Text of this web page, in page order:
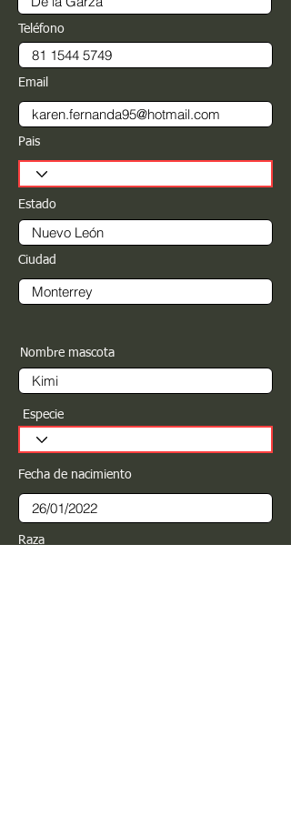
Teléfono
Email
Pais
Estado
Ciudad
Nombre mascota
Especie
Fecha de nacimiento
Raza